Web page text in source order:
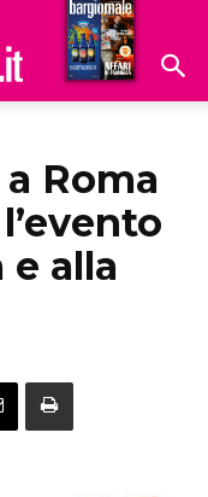
Hoteldomani
Roma
alla